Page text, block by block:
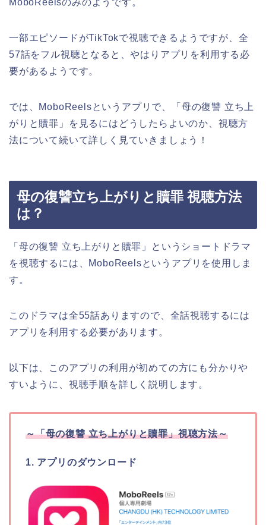
一部エピソードがTikTokで視聴できるようですが、全
57話をフル視聴となると、やはりアプリを利用する必
要があるようです。
では、MoboReelsというアプリで、
「母の復讐 立ち上
がりと贖罪」
を見るにはどうしたらよいのか、視聴方
法について続いて詳しく見ていきましょう！
母の復讐立ち上がりと贖罪 視聴方法
は？
「母の復讐 立ち上がりと贖罪」
というショートドラマ
を視聴するには、MoboReelsというアプリを使用しま
す。
このドラマは全55話ありますので、全話視聴するには
アプリを利用する必要があります。
以下は、このアプリの利用が初めての方にも分かりや
すいように、視聴手順を詳しく説明します。
～「母の復讐 立ち上がりと贖罪」視聴方法～
1. アプリのダウンロード